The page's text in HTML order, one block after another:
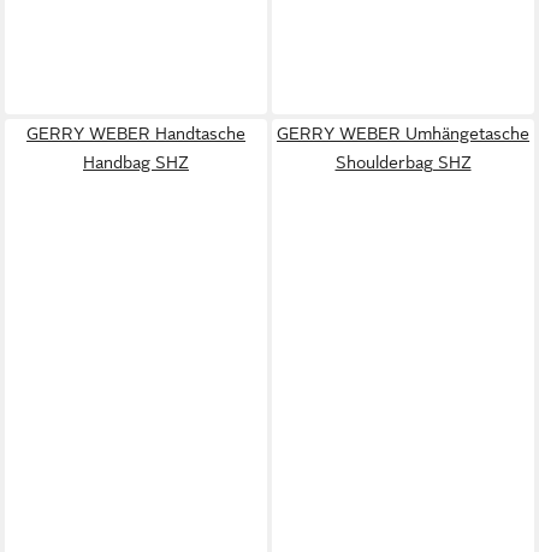
GERRY WEBER Handtasche
Handbag SHZ
GERRY WEBER Umhängetasche
Shoulderbag SHZ